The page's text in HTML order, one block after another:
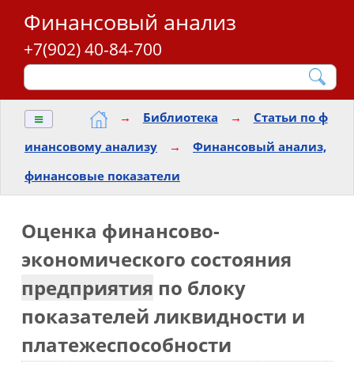
Финансовый анализ
+7(902) 40-84-700
≡ → Библиотека →
Статьи по ф
инансовому анализу
→
Финансовый анализ,
финансовые показатели
Оценка финансово-
экономического состояния
предприятия по блоку
показателей ликвидности и
платежеспособности